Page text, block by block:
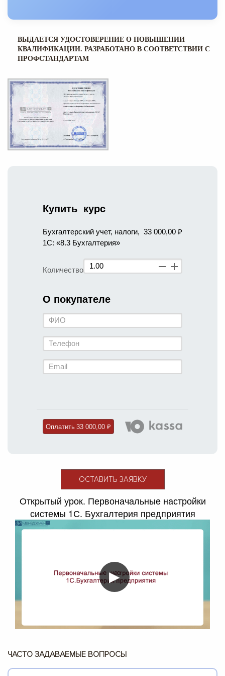
ВЫДАЕТСЯ УДОСТОВЕРЕНИЕ О ПОВЫШЕНИИ
КВАЛИФИКАЦИИ. РАЗРАБОТАНО В СООТВЕТСТВИИ С
ПРОФСТАНДАРТАМ
Купить курс
Бухгалтерский учет, налоги,
1С: «8.3 Бухгалтерия»
33 000,00 ₽
Количество
О покупателе
Оплатить 33 000,00 ₽
ОСТАВИТЬ ЗАЯВКУ
Открытый урок. Первоначальные настройки
системы 1С. Бухгалтерия предприятия
▶
ЧАСТО ЗАДАВАЕМЫЕ ВОПРОСЫ